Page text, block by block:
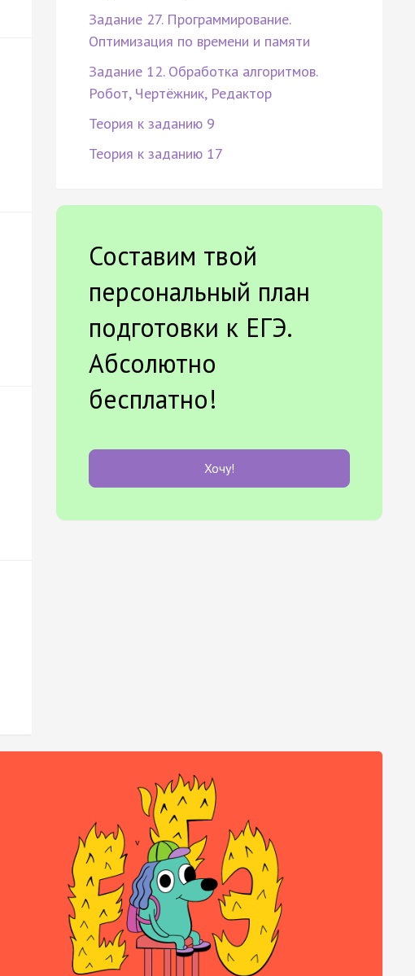
Задание 27. Программирование.
Оптимизация по времени и памяти
Задание 12. Обработка алгоритмов.
Робот, Чертёжник, Редактор
Теория к заданию 9
Теория к заданию 17
Составим твой
персональный план
подготовки к ЕГЭ.
Абсолютно
бесплатно!
Хочу!